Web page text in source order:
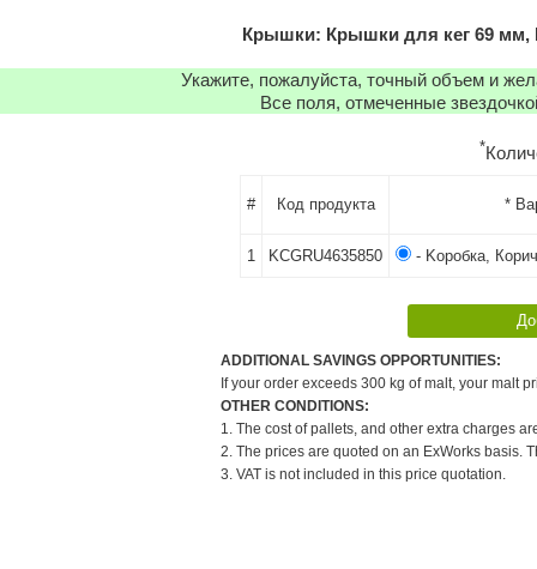
Крышки: Крышки для кег 69 мм,
Укажите, пожалуйста, точный объем и
Все поля, отмеченные
*
# Код продукта *
1 KCGRU4635850 - Kоробка,
ADDITIONAL SAVINGS OPPORTUNITIES:
If your order exceeds 300 kg of malt, your malt
OTHER CONDITIONS:
1. The cost of pallets, and other extra charges
2. The prices are quoted on an ExWorks basis.
3. VAT is not included in this price quotation.